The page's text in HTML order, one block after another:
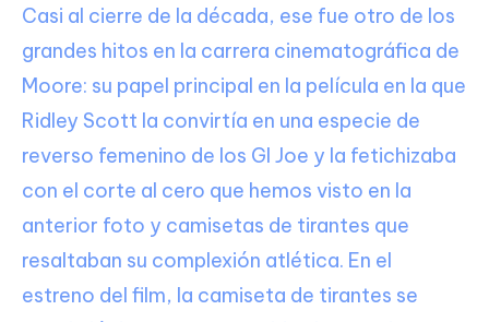
Casi al cierre de la década, ese fue otro de los
grandes hitos en la carrera cinematográfica de
Moore: su papel principal en la película en la que
Ridley Scott la convirtía en una especie de
reverso femenino de los GI Joe y la fetichizaba
con el corte al cero que hemos visto en la
anterior foto y camisetas de tirantes que
resaltaban su complexión atlética. En el
estreno del film, la camiseta de tirantes se